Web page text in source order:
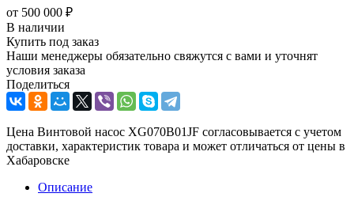
от 500 000 ₽
В наличии
Купить под заказ
Наши менеджеры обязательно свяжутся с вами и уточнят
условия заказа
Поделиться
Цена Винтовой насос XG070B01JF согласовывается с учетом
доставки, характеристик товара и может отличаться от цены в
Хабаровске
Описание